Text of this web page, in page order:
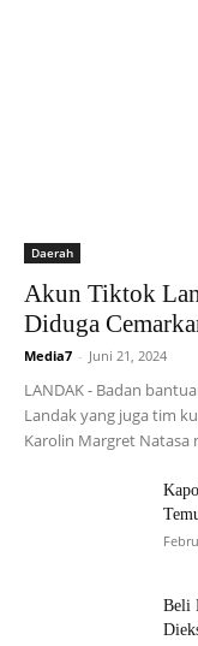
Daerah
Akun Tiktok
Diduga
Media7 - Juni 21, 2024
LANDAK - Badan
Landak yang juga tim
Karolin Margret Natasa
Beli